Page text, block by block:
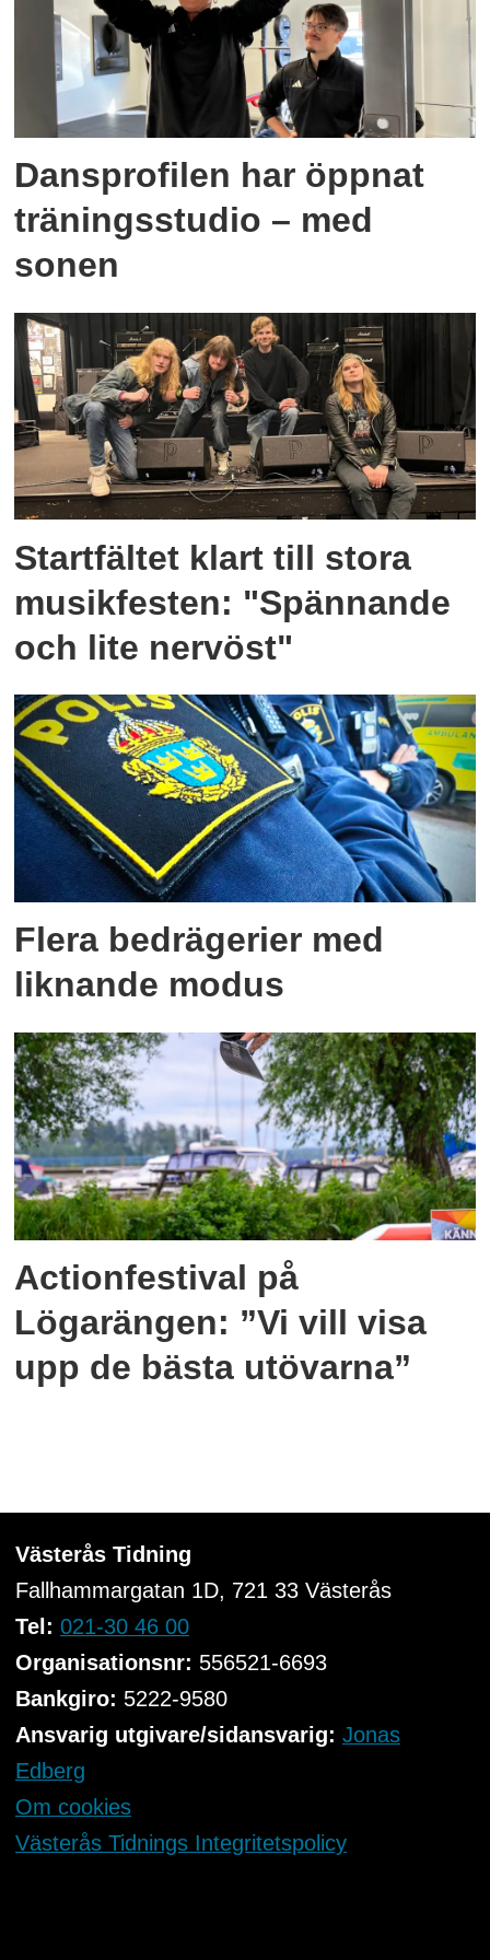
Dansprofilen har öppnat
träningsstudio – med
sonen
Startfältet klart till stora
musikfesten: "Spännande
och lite nervöst"
Flera bedrägerier med
liknande modus
Actionfestival på
Lögarängen: ”Vi vill visa
upp de bästa utövarna”
Västerås Tidning
Fallhammargatan 1D, 721 33Västerås
Tel: 021-30 46 00
Organisationsnr: 556521-6693
Bankgiro: 5222-9580
Ansvarig utgivare/sidansvarig: Jonas
Edberg
Om cookies
Västerås Tidnings Integritetspolicy